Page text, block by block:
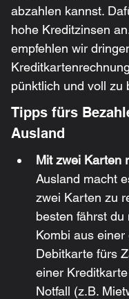
abzahlen kannst.
hohe Kreditzinsen
empfehlen wir
pünktlich und voll zu
Tipps fürs
Ausland
Mit zwei Karten
Ausland macht
zwei Karten zu
besten fährst du
Kombi aus einer
Debitkarte fürs
einer
Notfall (z.B.